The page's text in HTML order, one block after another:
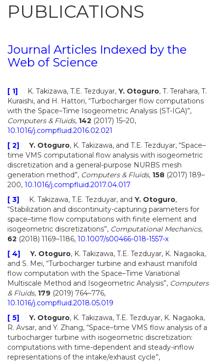
PUBLICATIONS
Journal Articles Indexed by the
Web of Science
[ 1] K. Takizawa, T.E. Tezduyar, Y. Otoguro, T. Terahara, T.
Kuraishi, and H. Hattori, “Turbocharger flow computations
with the Space–Time Isogeometric Analysis (ST-IGA)”,
Computers & Fluids, 142 (2017) 15–20,
10.1016/j.compfluid.2016.02.021
[ 2]
Y. Otoguro, K. Takizawa, and T.E. Tezduyar, “Space–
time VMS computational flow analysis with isogeometric
discretization and a general-purpose NURBS mesh
generation method”, Computers & Fluids, 158 (2017) 189–
200, 10.1016/j.compfluid.2017.04.017
[ 3]
K. Takizawa, T.E. Tezduyar, and Y. Otoguro,
“Stabilization and discontinuity-capturing parameters for
space–time flow computations with finite element and
isogeometric discretizations”, Computational Mechanics,
62 (2018) 1169–1186, 10.1007/s00466-018-1557-x
[ 4]
Y. Otoguro, K. Takizawa, T.E. Tezduyar, K. Nagaoka,
and S. Mei, “Turbocharger turbine and exhaust manifold
flow computation with the Space–Time Variational
Multiscale Method and Isogeometric Analysis”, Computers
& Fluids, 179 (2019) 764–776,
10.1016/j.compfluid.2018.05.019
[ 5]
Y. Otoguro, K. Takizawa, T.E. Tezduyar, K. Nagaoka,
R. Avsar, and Y. Zhang, “Space–time VMS flow analysis of a
turbocharger turbine with isogeometric discretization:
computations with time-dependent and steady-inflow
representations of the intake/exhaust cycle”,